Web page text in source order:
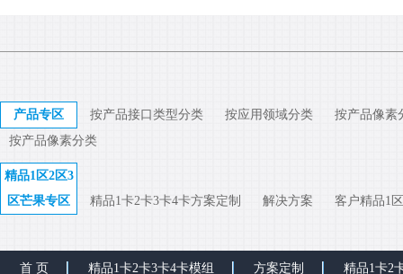
产品专区 按产品接口类型分类 按应用领域分类
按产品像素
按产品像素分类
精品1区2区3
区芒果专区
精品1卡2卡3卡4卡方案定制 解决方案 客户精品1
首 页 精品1卡2卡3卡4卡模组 方案定制 精品1卡2